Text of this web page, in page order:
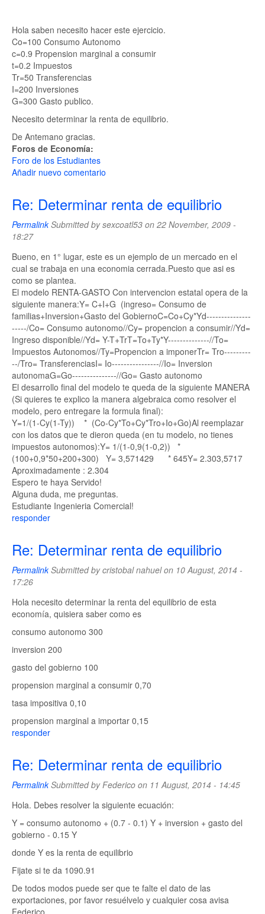
Hola saben necesito hacer este ejercicio.
Co=100 Consumo Autonomo
c=0.9 Propension marginal a consumir
t=0.2 Impuestos
Tr=50 Transferencias
I=200 Inversiones
G=300 Gasto publico.
Necesito determinar la renta de equilibrio.
De Antemano gracias.
Foros de Economía:
Foro de los Estudiantes
Añadir nuevo comentario
Re: Determinar renta de equilibrio
PermalinkSubmitted bysexcoatl53 on 22 November, 2009 -
18:27
Bueno, en 1° lugar, este es un ejemplo de un mercado en el
cual se trabaja en una economia cerrada.Puesto que asi es
como se plantea.
El modelo RENTA-GASTO Con intervencion estatal opera de la
siguiente manera:Y= C+I+G (ingreso= Consumo de
familias+Inversion+Gasto del GobiernoC=Co+Cy*Yd---------------
-----/Co= Consumo autonomo//Cy= propencion a consumir//Yd=
Ingreso disponible//Yd= Y-T+TrT=To+Ty*Y--------------//To=
Impuestos Autonomos//Ty=Propencion a imponerTr= Tro---------
--/Tro= TransferenciasI= Io----------------//Io= Inversion
autonomaG=Go---------------//Go= Gasto autonomo
El desarrollo final del modelo te queda de la siguiente MANERA
(Si quieres te explico la manera algebraica como resolver el
modelo, pero entregare la formula final):
Y=1/(1-Cy(1-Ty)) * (Co-Cy*To+Cy*Tro+Io+Go)Al reemplazar
con los datos que te dieron queda (en tu modelo, no tienes
impuestos autonomos):Y= 1/(1-0,9(1-0,2)) *
(100+0,9*50+200+300) Y= 3,571429 * 645Y= 2.303,5717
Aproximadamente : 2.304
Espero te haya Servido!
Alguna duda, me preguntas.
Estudiante Ingenieria Comercial!
responder
Re: Determinar renta de equilibrio
PermalinkSubmitted bycristobal nahuelon 10 August, 2014 -
17:26
Hola necesito determinar la renta del equilibrio de esta
economía, quisiera saber como es
consumo autonomo 300
inversion 200
gasto del gobierno 100
propension marginal a consumir 0,70
tasa impositiva 0,10
propension marginal a importar 0,15
responder
Re: Determinar renta de equilibrio
PermalinkSubmitted byFederico on 11 August, 2014 - 14:45
Hola. Debes resolver la siguiente ecuación:
Y = consumo autonomo + (0.7 - 0.1) Y + inversion + gasto del
gobierno - 0.15 Y
donde Y es la renta de equilibrio
Fijate si te da 1090.91
De todos modos puede ser que te falte el dato de las
exportaciones, por favor resuélvelo y cualquier cosa avisa
Federico